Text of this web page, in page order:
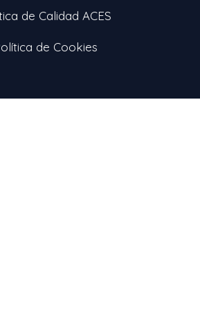
de Calidad ACES
de Cookies